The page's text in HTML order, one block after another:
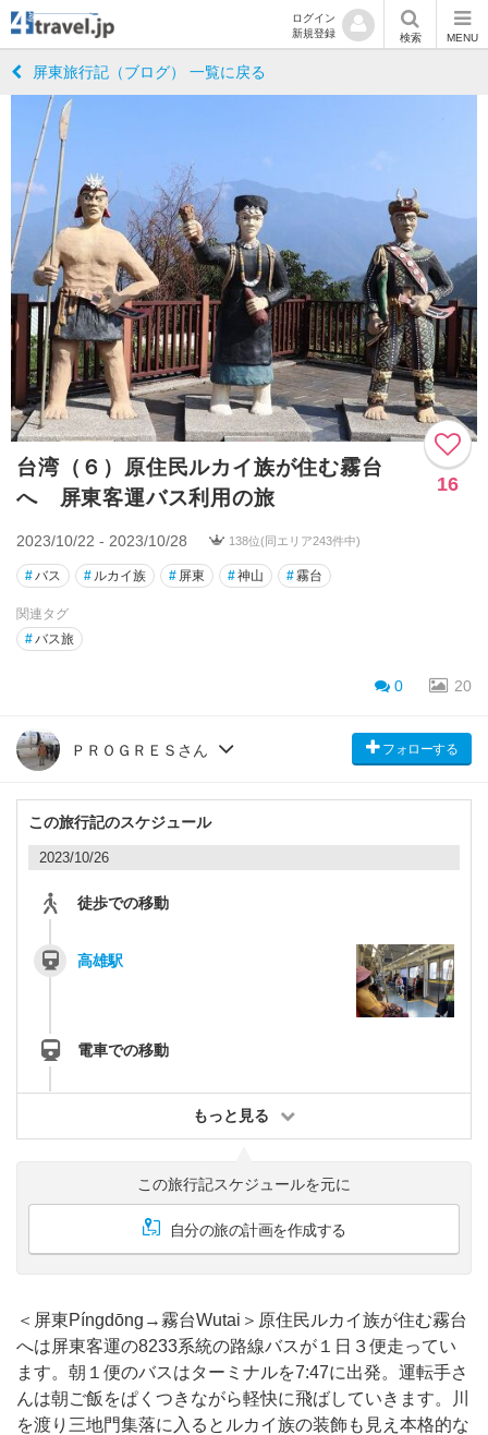
ログイン
新規登録
検索 MENU
屏東旅行記（ブログ） 一覧に戻る
台湾（６）原住民ルカイ族が住む霧台
へ 屏東客運バス利用の旅
16
2023/10/22 - 2023/10/28 138位(同エリア243件中)
#バス # ルカイ族 # 屏東 #神山 # 霧台
関連タグ
#バス旅
0 20
ＰＲＯＧＲＥＳさん フォローする
この旅行記のスケジュール
2023/10/26
徒歩での移動
高雄駅
電車での移動
もっと見る
この旅行記スケジュールを元に
自分の旅の計画を作成する
＜屏東Píngdōng→霧台Wutai＞原住民ルカイ族が住む霧台
へは屏東客運の8233系統の路線バスが１日３便走ってい
ます。朝１便のバスはターミナルを7:47に出発。運転手さ
んは朝ご飯をぱくつきながら軽快に飛ばしていきます。川
を渡り三地門集落に入るとルカイ族の装飾も見え本格的な